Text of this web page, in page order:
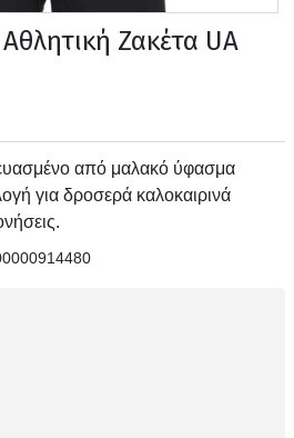
Αθλητική Ζακέτα UA
από μαλακό ύφασμα
για δροσερά καλοκαιρινά